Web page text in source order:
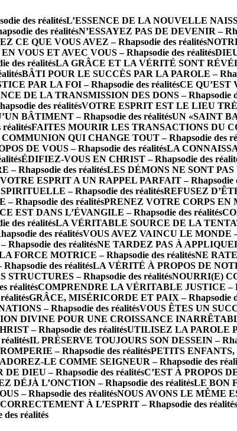
des réalitésL’ESSENCE DE LA NOUVELLE
des réalitésN’ESSAYEZ PAS DE DEVENIR –
CE QUE VOUS AVEZ – Rhapsodie des réalités
VOUS ET AVEC VOUS – Rhapsodie des réalités
des réalitésLA GRÂCE ET LA VÉRITÉ SONT
BÂTI POUR LE SUCCÈS PAR LA PAROLE –
PAR LA FOI – Rhapsodie des réalitésCE QU’EST
DE LA TRANSMISSION DES DONS – Rhapsodie
des réalitésVOTRE ESPRIT EST LE LIEU
BÂTIMENT – Rhapsodie des réalitésUN «SAINT
FAITES MOURIR LES TRANSACTIONS DU
QUI CHANGE TOUT – Rhapsodie des
DE VOUS – Rhapsodie des réalitésLA
ÉDIFIEZ-VOUS EN CHRIST – Rhapsodie des
Rhapsodie des réalitésLES DÉMONS NE SONT PAS
VOTRE ESPRIT A UN RAPPEL PARFAIT – Rhapsodie
– Rhapsodie des réalitésREFUSEZ
Rhapsodie des réalitésPRENEZ VOTRE CORPS EN
EST DANS L’ÉVANGILE – Rhapsodie des réalités
des réalitésLA VÉRITABLE SOURCE DE LA
des réalitésVOUS AVEZ VAINCU LE MONDE –
des réalitésNE TARDEZ PAS À
FORCE MOTRICE – Rhapsodie des réalitésNE
des réalitésLA VÉRITÉ À PROPOS DE
– Rhapsodie des réalitésNOURRI(E)
réalitésCOMPRENDRE LA VÉRITABLE JUSTICE –
GRÂCE, MISÉRICORDE ET PAIX – Rhapsodie
– Rhapsodie des réalitésVOUS ÊTES UN
DIVINE POUR UNE CROISSANCE
– Rhapsodie des réalitésUTILISEZ LA PAROLE
IL PRÉSERVE TOUJOURS SON DESSEIN –
– Rhapsodie des réalitésPETITS ENFANTS,
LE COMME SEIGNEUR – Rhapsodie des
DIEU – Rhapsodie des réalitésC’EST À PROPOS
DÉJÀ L’ONCTION – Rhapsodie des réalitésLE BON
– Rhapsodie des réalitésNOUS AVONS LE MÊME
À L’ESPRIT – Rhapsodie des réalités
réalités